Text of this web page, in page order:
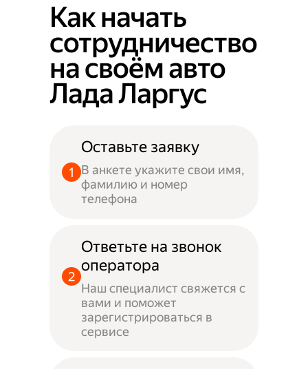
Как начать
сотрудничество
на своём авто
Лада Ларгус
Оставьте заявку
В анкете укажите свои имя,
фамилию и номер
телефона
Ответьте на звонок
оператора
Наш специалист свяжется с
вами и поможет
зарегистрироваться в
сервисе